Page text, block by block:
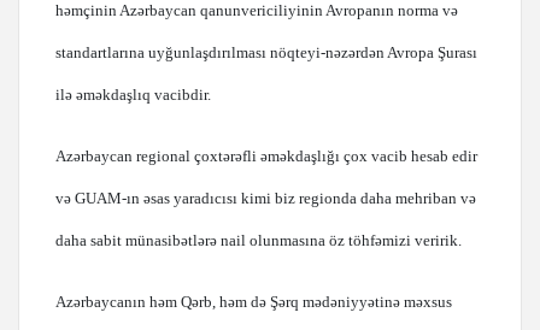
həmçinin Azərbaycan qanunvericiliyinin Avropanın norma və
standartlarına uyğunlaşdırılması nöqteyi-nəzərdən Avropa Şurası
ilə əməkdaşlıq vacibdir.
Azərbaycan regional çoxtərəfli əməkdaşlığı çox vacib hesab edir
və GUAM-ın əsas yaradıcısı kimi biz regionda daha mehriban və
daha sabit münasibətlərə nail olunmasına öz töhfəmizi veririk.
Azərbaycanın həm Qərb, həm də Şərq mədəniyyətinə məxsus